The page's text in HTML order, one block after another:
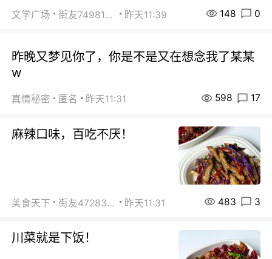
文学广场 街友74981146 昨天11:39 148 0
昨晚又梦见你了，你是不是又在想念我了某某
w
真情秘密 匿名 昨天11:31 598 17
麻辣口味，百吃不厌！
美食天下 街友472838572 昨天11:31 483 3
川菜就是下饭！